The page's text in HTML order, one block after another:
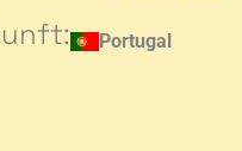
Portugal